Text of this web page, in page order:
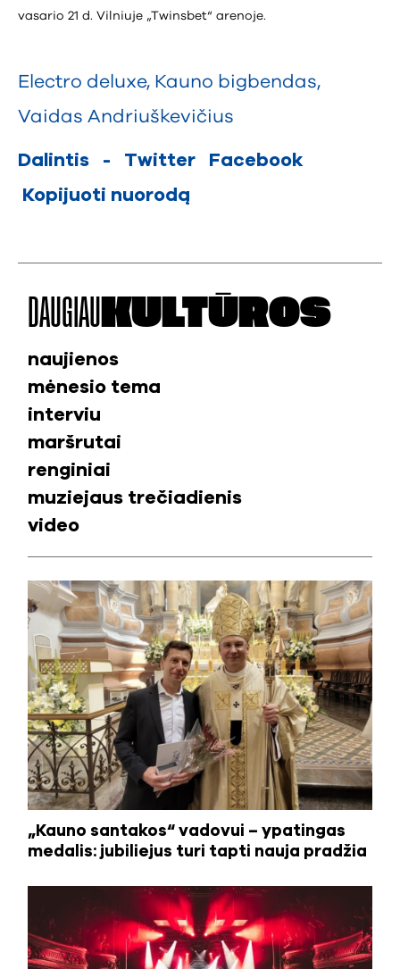
vasario 21 d. Vilniuje „Twinsbet“ arenoje.
Electro deluxe, Kauno bigbendas,
Vaidas Andriuškevičius
Dalintis - Twitter
Facebook
Kopijuoti nuorodą
DAUGIAU KULTŪROS
„Kauno santakos“ vadovui – ypatingas
medalis: jubiliejus turi tapti nauja pradžia
naujienos
mėnesio tema
interviu
maršrutai
renginiai
muziejaus trečiadienis
video